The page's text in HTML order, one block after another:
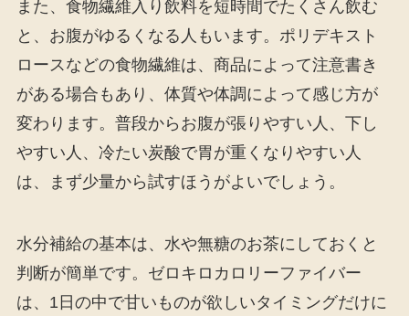
また、食物繊維入り飲料を短時間でたくさん飲む
と、お腹がゆるくなる人もいます。ポリデキスト
ロースなどの食物繊維は、商品によって注意書き
がある場合もあり、体質や体調によって感じ方が
変わります。普段からお腹が張りやすい人、下し
やすい人、冷たい炭酸で胃が重くなりやすい人
は、まず少量から試すほうがよいでしょう。
水分補給の基本は、水や無糖のお茶にしておくと
判断が簡単です。ゼロキロカロリーファイバー
は、1日の中で甘いものが欲しいタイミングだけに